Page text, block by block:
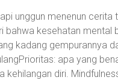
unggun menenun
bahwa kesehatan mental
kadang gempurannya
apa yang
diri.